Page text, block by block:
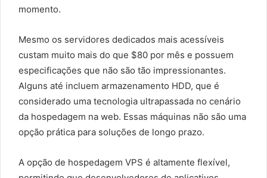
momento.
Mesmo os servidores dedicados mais acessíveis
custam muito mais do que $80 por mês e possuem
especificações que não são tão impressionantes.
Alguns até incluem armazenamento HDD, que é
considerado uma tecnologia ultrapassada no cenário
da hospedagem na web. Essas máquinas não são uma
opção prática para soluções de longo prazo.
A opção de hospedagem VPS é altamente flexível,